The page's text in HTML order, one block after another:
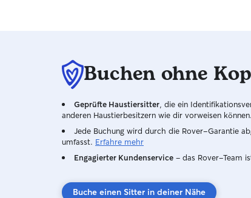
Buchen ohne
Geprüfte Haustiersitter , die ein
anderen Haustierbesitzern wie dir vorweisen können.
Jede Buchung wird durch die Rover-Garantie
umfasst. Erfahre mehr
Engagierter Kundenservice – das Rover-Team
Buche einen Sitter in deiner Nähe